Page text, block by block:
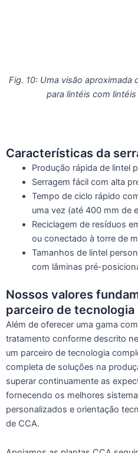
Fig. 10: Uma visão aproximada
para lintéis com
Características da
Produção rápida de lintel
Serragem fácil com alta
Tempo de ciclo rápido
uma vez (até 400 mm de
Reciclagem de resíduos
ou conectado à torre de
Tamanhos de lintel
com lâminas pré-
Nossos valores
parceiro de tecnologia
Além de oferecer uma gama
tratamento conforme descrito
um parceiro de tecnologia
completa de soluções na
superar continuamente as
fornecendo os melhores
personalizados e orientação
de CCA.